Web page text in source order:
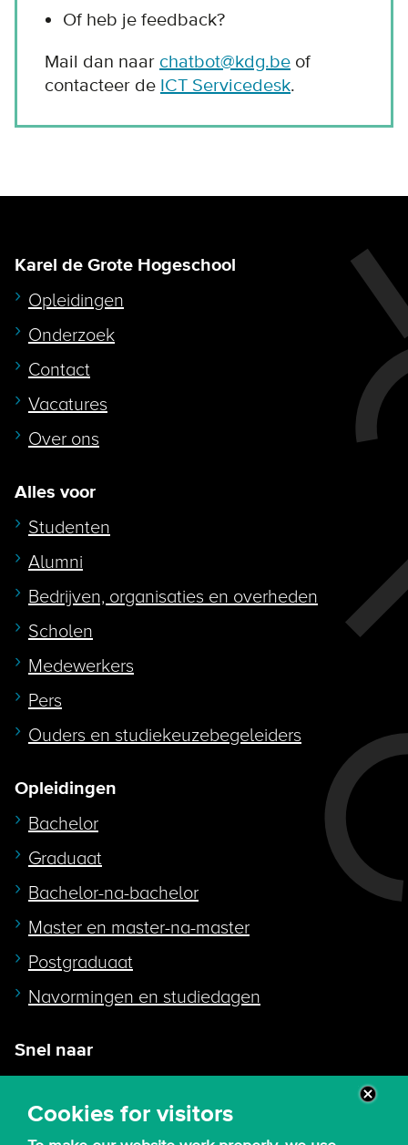
Cookies for visitors
Of heb je feedback?
Mail dan naar chatbot@kdg.be of
contacteer de ICT Servicedesk.
Karel de Grote Hogeschool
Opleidingen
Onderzoek
Contact
Vacatures
Over ons
Alles voor
Studenten
Alumni
Bedrijven, organisaties en overheden
Scholen
Medewerkers
Pers
Ouders en studiekeuzebegeleiders
Opleidingen
Bachelor
Graduaat
Bachelor-na-bachelor
Master en master-na-master
Postgraduaat
Navormingen en studiedagen
Snel naar
Webmail